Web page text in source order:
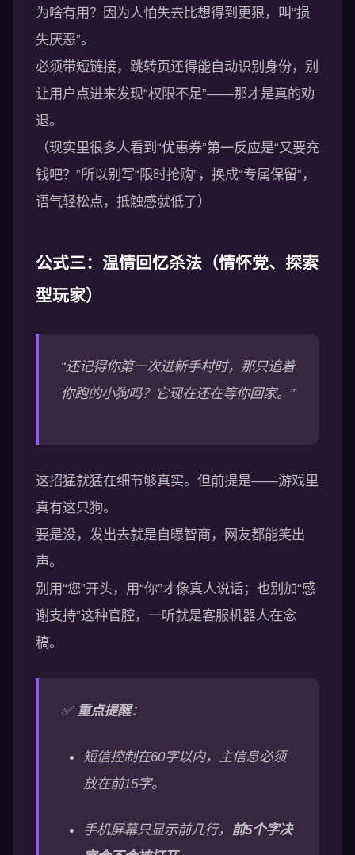
为啥有用？因为人怕失去比想得到更狠，叫“损
失厌恶”。
必须带短链接，跳转页还得能自动识别身份，别
让用户点进来发现“权限不足”——那才是真的劝
退。
（现实里很多人看到“优惠券”第一反应是“又要充
钱吧？”所以别写“限时抢购”，换成“专属保留”，
语气轻松点，抵触感就低了）
公式三：温情回忆杀法（情怀党、探索
型玩家）
“还记得你第一次进新手村时，那只追着
你跑的小狗吗？它现在还在等你回家。”
这招猛就猛在细节够真实。但前提是——游戏里
真有这只狗。
要是没，发出去就是自曝智商，网友都能笑出
声。
别用“您”开头，用“你”才像真人说话；也别加“感
谢支持”这种官腔，一听就是客服机器人在念
稿。
✅ 重点提醒：
短信控制在60字以内，主信息必须
放在前15字。
手机屏幕只显示前几行， 前5个字决